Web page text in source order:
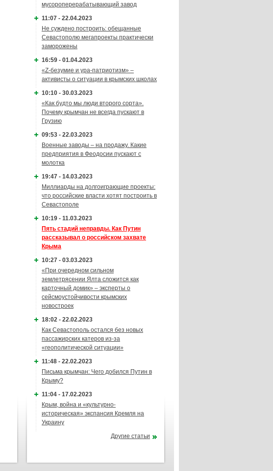
мусороперерабатывающий завод
11:07 - 22.04.2023
Не суждено построить: обещанные
Севастополю мегапроекты практически
заморожены
16:59 - 01.04.2023
«Z-безумие и ура-патриотизм» –
активисты о ситуации в крымских школах
10:10 - 30.03.2023
«Как будто мы люди второго сорта».
Почему крымчан не всегда пускают в
Грузию
09:53 - 22.03.2023
Военные заводы – на продажу. Какие
предприятия в Феодосии пускают с
молотка
19:47 - 14.03.2023
Миллиарды на долгоиграющие проекты:
что российские власти хотят построить в
Севастополе
10:19 - 11.03.2023
Пять стадий неправды. Как Путин
рассказывал о российском захвате
Крыма
10:27 - 03.03.2023
«При очередном сильном
землетрясении Ялта сложится как
карточный домик» – эксперты о
сейсмоустойчивости крымских
новостроек
18:02 - 22.02.2023
Как Севастополь остался без новых
пассажирских катеров из-за
«геополитической ситуации»
11:48 - 22.02.2023
Письма крымчан: Чего добился Путин в
Крыму?
11:04 - 17.02.2023
Крым, война и «культурно-
историческая» экспансия Кремля на
Украину
Другие статьи